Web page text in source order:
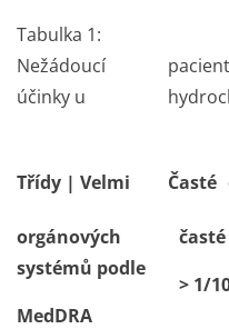
Tabulka 1:
Nežádoucí
účinky u
Třídy | Velmi Časté
orgánových
systémů podle
MedDRA
časté
> 1/